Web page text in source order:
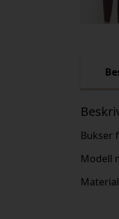
Bukser
Modell